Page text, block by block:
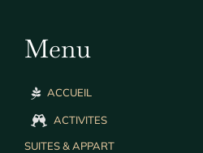
Menu
ACCUEIL
ACTIVITES
SUITES & APPART